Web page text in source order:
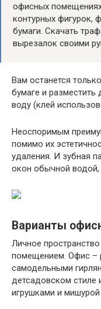
офисных
контурных фигурок,
бумаги. Скачать
вырезалок своими
Вам останется
бумаге и разместить
воду (клей
Неоспоримым
помимо их
удаления. И зубная
окон обычной водой,
Варианты
Личное
помещением. Офис –
самодельными
детсадовском стиле
игрушками и мишурой